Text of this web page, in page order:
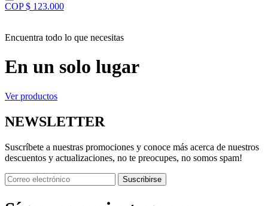
COP $ 123.000
Encuentra todo lo que necesitas
En un solo lugar
Ver productos
NEWSLETTER
Suscríbete a nuestras promociones y conoce más acerca de nuestros
descuentos y actualizaciones, no te preocupes, no somos spam!
Suscribirse